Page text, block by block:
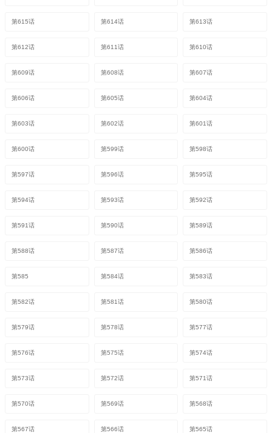
第615话 第614话 第613话
第612话 第611话 第610话
第609话 第608话 第607话
第606话 第605话 第604话
第603话 第602话 第601话
第600话 第599话 第598话
第597话 第596话 第595话
第594话 第593话 第592话
第591话 第590话 第589话
第588话 第587话 第586话
第585 第584话 第583话
第582话 第581话 第580话
第579话 第578话 第577话
第576话 第575话 第574话
第573话 第572话 第571话
第570话 第569话 第568话
第567话 第566话 第565话